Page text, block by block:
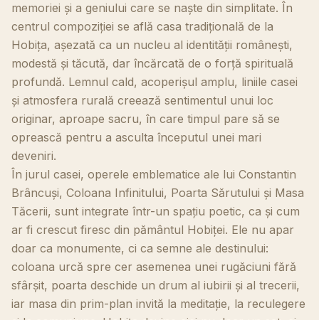
memoriei și a geniului care se naște din simplitate. În
centrul compoziției se află casa tradițională de la
Hobița, așezată ca un nucleu al identității românești,
modestă și tăcută, dar încărcată de o forță spirituală
profundă. Lemnul cald, acoperișul amplu, liniile casei
și atmosfera rurală creează sentimentul unui loc
originar, aproape sacru, în care timpul pare să se
oprească pentru a asculta începutul unei mari
deveniri.
În jurul casei, operele emblematice ale lui Constantin
Brâncuși, Coloana Infinitului, Poarta Sărutului și Masa
Tăcerii, sunt integrate într-un spațiu poetic, ca și cum
ar fi crescut firesc din pământul Hobiței. Ele nu apar
doar ca monumente, ci ca semne ale destinului:
coloana urcă spre cer asemenea unei rugăciuni fără
sfârșit, poarta deschide un drum al iubirii și al trecerii,
iar masa din prim-plan invită la meditație, la reculegere